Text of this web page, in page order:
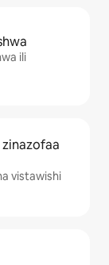
ili
zinazofaa
vistawishi